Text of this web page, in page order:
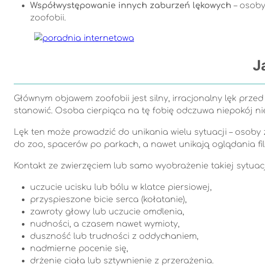
Współwystępowanie innych zaburzeń lękowych –
zoofobii.
Głównym objawem zoofobii jest silny, irracjonalny lęk
stanowić. Osoba cierpiąca na tę fobię odczuwa niepokój
Lęk ten może prowadzić do unikania wielu sytuacji –
do zoo, spacerów po parkach, a nawet unikają oglądania
Kontakt ze zwierzęciem lub samo wyobrażenie takiej
uczucie ucisku lub bólu w klatce piersiowej,
przyspieszone bicie serca (kołatanie),
zawroty głowy lub uczucie omdlenia,
nudności, a czasem nawet wymioty,
duszność lub trudności z oddychaniem,
nadmierne pocenie się,
drżenie ciała lub sztywnienie z przerażenia.